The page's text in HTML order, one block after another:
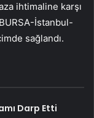
ihtimaline karşı
İstanbul-
sağlandı.
Darp Etti